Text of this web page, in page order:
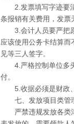
2.发票填写字迹要
条报销有关费用，发票
3.会计人员要严把
应该使用公务卡结算
见等三人签字。
4.严格控制单位多
付。
5.收据必须是财政
七、发放项目类管
严禁违规发放各类